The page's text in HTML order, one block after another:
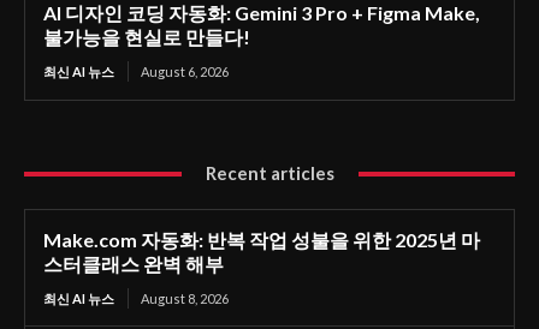
AI 디자인 코딩 자동화: Gemini 3 Pro + Figma Make,
불가능을 현실로 만들다!
최신 AI 뉴스 August 6, 2026
Recent articles
Make.com 자동화: 반복 작업 성불을 위한 2025년 마
스터클래스 완벽 해부
최신 AI 뉴스 August 8, 2026